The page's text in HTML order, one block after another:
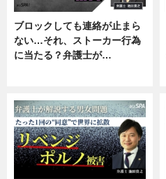
ブロックしても連絡が止まら
ない…それ、ストーカー行為
に当たる？弁護士が…